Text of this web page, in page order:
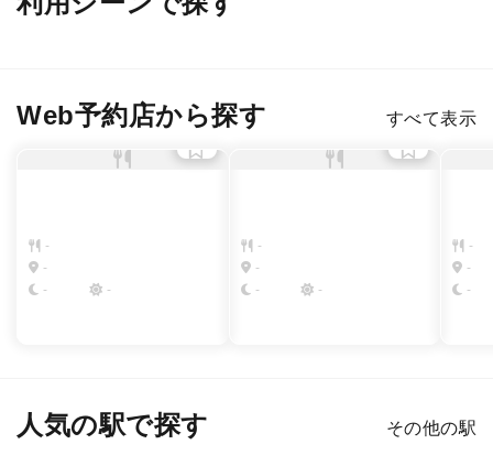
Web予約店から探す すべて表示
-
-
-
-
-
-
-
-
-
-
-
人気の駅で探す その他の駅